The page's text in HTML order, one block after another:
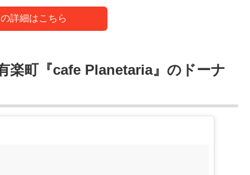
詳細はこちら
楽町『cafe Planetaria』のドーナ